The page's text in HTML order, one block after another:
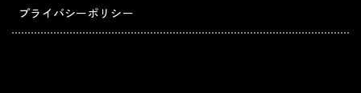
プライバシーポリシー